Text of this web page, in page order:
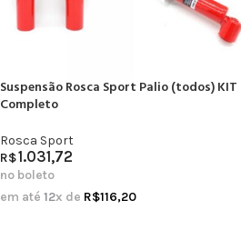
Suspensão Rosca Sport Palio (todos) KIT
Completo
Rosca Sport
R$1.031,72
no boleto
em até 12x de R$116,20